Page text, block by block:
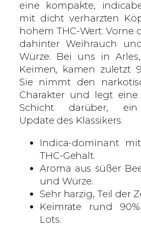
s
i
e
r
t
e
S
a
m
e
eine kompakte,
mit dicht verharzten
hohem THC-Wert. Vorne
dahinter Weihrauch
Würze. Bei uns in
Keimen, kamen zuletzt
Sie nimmt den
Charakter und legt eine
Schicht darüber, ein
Update des Klassikers.
Indica-dominant
THC-Gehalt.
Aroma aus süßer
und Würze.
Sehr harzig, Teil der
Keimrate rund
Lots.